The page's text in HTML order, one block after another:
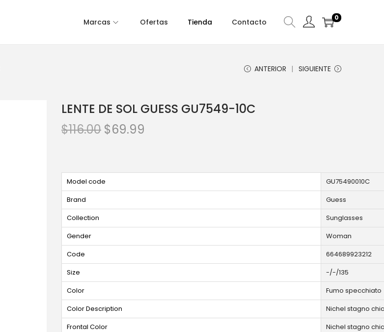
Marcas Ofertas Tienda Contacto 0
ANTERIOR SIGUIENTE
LENTE DE SOL GUESS GU7549-10C
$116.00 $69.99
Model code
GU75490010C
Brand
Guess
Collection
Sunglasses
Gender
Woman
Code
664689923212
Size
-/-/135
Color
Fumo specchiato
Color Description
Nichel stagno
Frontal Color
Nichel stagno